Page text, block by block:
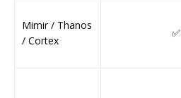
Mimir / Thanos
/ Cortex
✅